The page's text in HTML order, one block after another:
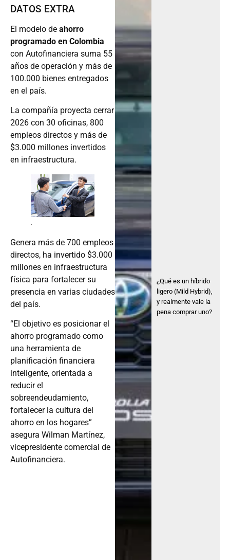
programado en Colombia
con Autofinanciera suma 55
años de operación y más de
100.000 bienes entregados
en el país.
La compañía proyecta cerrar
2026 con 30 oficinas, 800
empleos directos y más de
$3.000 millones invertidos
en infraestructura.
.
directos, ha invertido $3.000
millones en infraestructura
física para fortalecer su
presencia en varias ciudades
del país.
“El objetivo es posicionar el
ahorro programado como
una herramienta de
planificación financiera
inteligente, orientada a
reducir el
sobreendeudamiento,
fortalecer la cultura del
ahorro en los hogares”
asegura Wilman Martínez,
vicepresidente comercial de
Autofinanciera.
ligero (Mild Hybrid),
y realmente vale la
pena comprar uno?